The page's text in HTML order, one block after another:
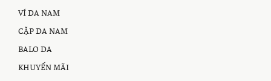
VÍ DA NAM
CẶP DA NAM
BALO DA
KHUYẾN MÃI